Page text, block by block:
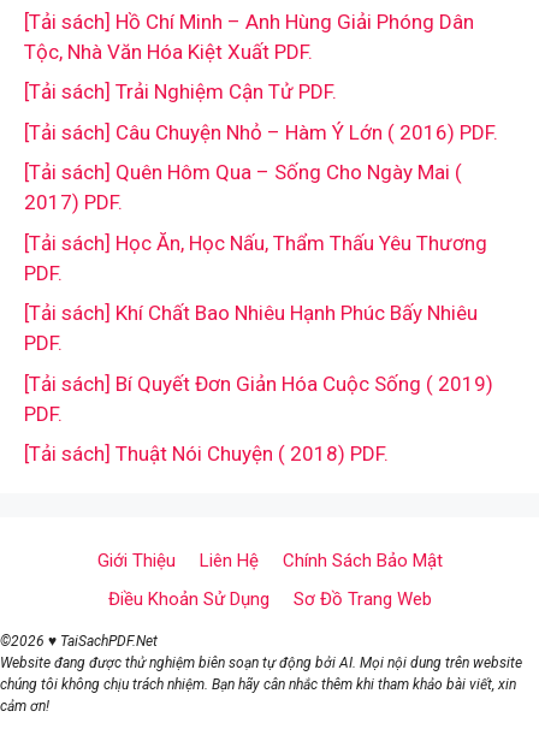
[Tải sách] Hồ Chí Minh – Anh Hùng Giải Phóng Dân
Tộc, Nhà Văn Hóa Kiệt Xuất PDF.
[Tải sách] Trải Nghiệm Cận Tử PDF.
[Tải sách] Câu Chuyện Nhỏ – Hàm Ý Lớn ( 2016) PDF.
[Tải sách] Quên Hôm Qua – Sống Cho Ngày Mai (
2017) PDF.
[Tải sách] Học Ăn, Học Nấu, Thẩm Thấu Yêu Thương
PDF.
[Tải sách] Khí Chất Bao Nhiêu Hạnh Phúc Bấy Nhiêu
PDF.
[Tải sách] Bí Quyết Đơn Giản Hóa Cuộc Sống ( 2019)
PDF.
[Tải sách] Thuật Nói Chuyện ( 2018) PDF.
Giới Thiệu Liên Hệ
Chính Sách Bảo Mật
Điều Khoản Sử Dụng
Sơ Đồ Trang Web
©2026 ♥ TaiSachPDF.Net
Website đang được thử nghiệm biên soạn tự động bởi AI. Mọi nội dung trên website
chúng tôi không chịu trách nhiệm. Bạn hãy cân nhắc thêm khi tham khảo bài viết, xin
cảm ơn!